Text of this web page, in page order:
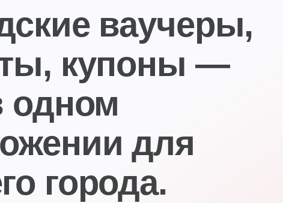
ваучеры,
купоны —
одном
для
города.